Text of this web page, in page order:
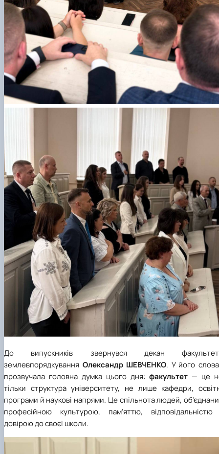
До випускників звернувся декан
землевпорядкування Олександр ШЕВЧЕНКО. У його
прозвучала головна думка цього дня: факультет — це
тільки структура університету, не лише кафедри,
програми й наукові напрями. Це спільнота людей,
професійною культурою, пам’яттю, відповідальністю
довірою до своєї школи.